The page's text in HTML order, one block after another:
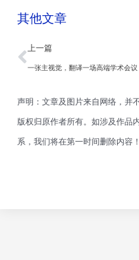
其他文章
Prev
上一篇
一张主视觉，翻译一场高端学术会议
声明：文章及图片来自网络，并
版权归原作者所有。如涉及作品
系，我们将在第一时间删除内容！